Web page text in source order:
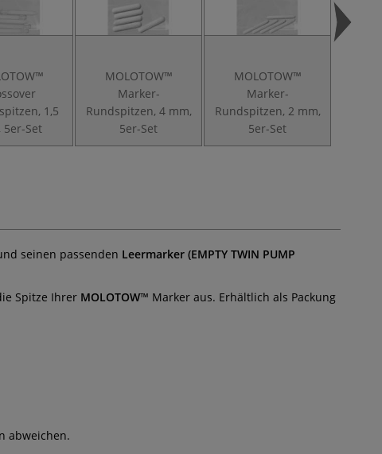
1,5
5er-Set
MOLOTOW™
Marker-
Rundspitzen, 4 mm,
5er-Set
MOLOTOW™
Marker-
Rundspitzen, 2 mm,
5er-Set
seinen passenden Leermarker (EMPTY TWIN PUMP
Spitze Ihrer MOLOTOW™ Marker aus. Erhältlich als Packung
abweichen.